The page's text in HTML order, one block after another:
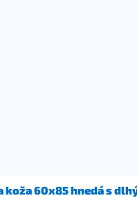
koža 60x85 hnedá s